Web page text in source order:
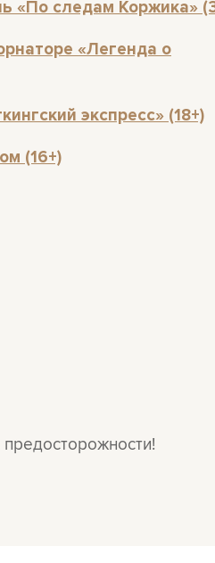
«По следам Коржика»
«Легенда о
экспресс» (18+)
(16+)